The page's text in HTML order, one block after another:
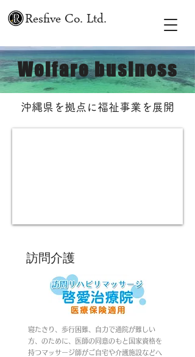
Resfive Co. Ltd.
Welfare business
沖縄県を拠点に福祉事業を展開
訪問介護
​寝たきり、歩行困難、自力で通院が難しい
方、のために、医師の同意のもと国家資格を
持つマッサージ師がご自宅や介護施設などへ